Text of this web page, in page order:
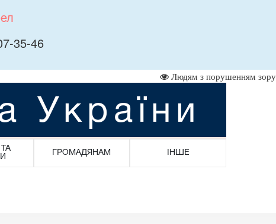
35-46
Людям з порушенням зору
України
ГРОМАДЯНАМ ІНШЕ